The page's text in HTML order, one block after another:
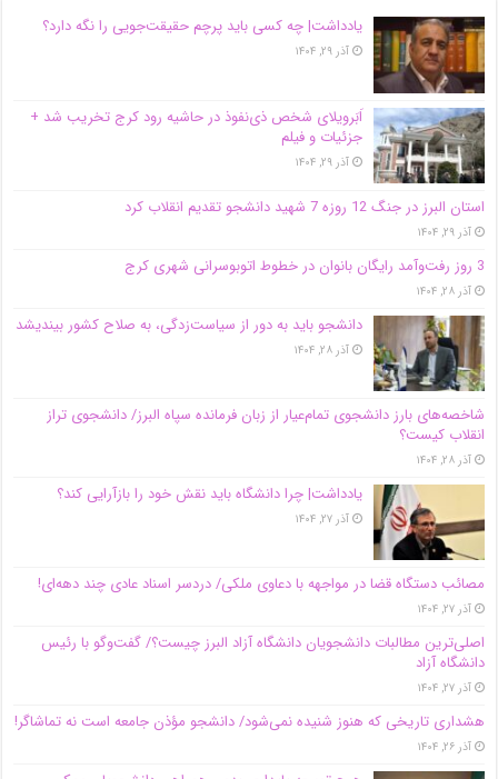
یادداشت| ‌چه کسی باید پرچم حقیقت‌جویی را نگه دارد؟
آذر ۲۹, ۱۴۰۴
اَبَر‌ویلای شخص ذی‌نفوذ در حاشیه‌ رود کرج تخریب شد +
جزئیات و فیلم
آذر ۲۹, ۱۴۰۴
استان البرز در جنگ 12 روزه 7 شهید دانشجو تقدیم انقلاب کرد
آذر ۲۹, ۱۴۰۴
3 روز رفت‌وآمد رایگان بانوان در خطوط اتوبوسرانی شهری کرج
آذر ۲۸, ۱۴۰۴
دانشجو باید به دور از سیاست‌زدگی، به صلاح کشور بیندیشد
آذر ۲۸, ۱۴۰۴
شاخصه‌های بارز دانشجوی تمام‌عیار از زبان فرمانده سپاه البرز/ دانشجوی تراز
انقلاب کیست؟
آذر ۲۸, ۱۴۰۴
یادداشت| چرا دانشگاه باید نقش خود را بازآرایی کند؟
آذر ۲۷, ۱۴۰۴
مصائب دستگاه قضا در مواجهه با دعاوی ملکی/ دردسر اسناد عادی چند‌ دهه‌ای!
آذر ۲۷, ۱۴۰۴
اصلی‌ترین مطالبات دانشجویان دانشگاه آزاد البرز چیست؟/ گفت‌وگو با رئیس
دانشگاه آز‌اد
آذر ۲۷, ۱۴۰۴
هشداری تاریخی که هنوز شنیده نمی‌شود/ دانشجو مؤذن جامعه است نه تماشاگر!
آذر ۲۶, ۱۴۰۴